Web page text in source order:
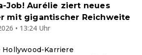
Job! Aurélie ziert neues
mit gigantischer Reichweite
• 13:24 Uhr
Hollywood-Karriere